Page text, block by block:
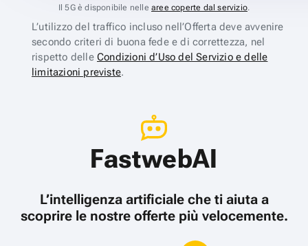
Il 5G è disponibile nelle aree coperte dal servizio.
L’utilizzo del traffico incluso nell’Offerta deve avvenire
secondo criteri di buona fede e di correttezza, nel
rispetto delle Condizioni d’Uso del Servizio e delle
limitazioni previste.
FastwebAI
L’intelligenza artificiale che ti aiuta a
scoprire le nostre offerte più velocemente.